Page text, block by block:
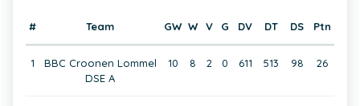
# Team GW W V G DV DT DS Ptn
1
BBC Croonen Lommel
DSE A
10 8 2 0 611 513 98 26